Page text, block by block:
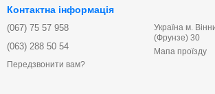
Контактна інформація
(067) 75 57 958
(063) 288 50 54
Передзвонити вам?
Україна м. Вінниця,
(Фрунзе) 30
Мапа проїзду